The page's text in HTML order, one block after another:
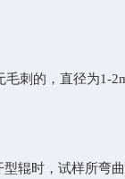
毛刺的，直径为1-
型辊时，试样所弯